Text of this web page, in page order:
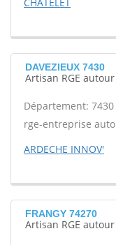
DAVEZIEUX 7430
Artisan RGE
Département: 7430
rge-entreprise
ARDECHE INNOV'
FRANGY 74270
Artisan RGE